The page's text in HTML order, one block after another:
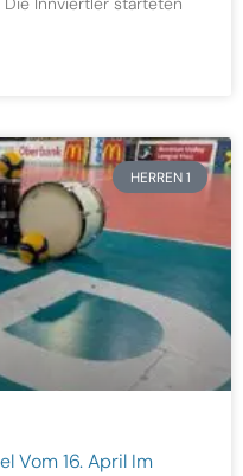
HERREN 1
Vom 16. April Im